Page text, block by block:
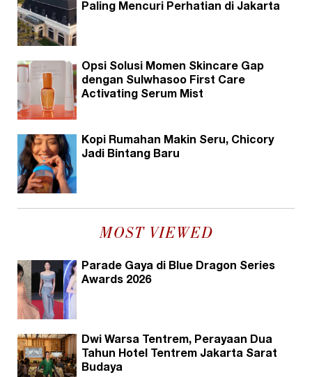
Paling Mencuri Perhatian di Jakarta
Opsi Solusi Momen Skincare Gap
dengan Sulwhasoo First Care
Activating Serum Mist
Kopi Rumahan Makin Seru, Chicory
Jadi Bintang Baru
MOST VIEWED
Parade Gaya di Blue Dragon Series
Awards 2026
Dwi Warsa Tentrem, Perayaan Dua
Tahun Hotel Tentrem Jakarta Sarat
Budaya